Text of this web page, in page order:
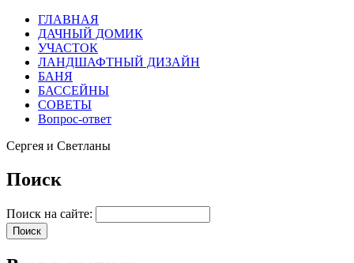
ГЛАВНАЯ
ДАЧНЫЙ ДОМИК
УЧАСТОК
ЛАНДШАФТНЫЙ ДИЗАЙН
БАНЯ
БАССЕЙНЫ
СОВЕТЫ
Вопрос-ответ
Сергея и Светланы
Поиск
Поиск на сайте: